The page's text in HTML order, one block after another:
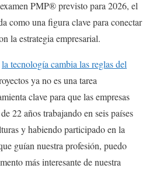
PMP® previsto para 2026, el
como una figura clave para conectar
la estrategia empresarial.
la tecnología cambia las reglas del
ya no es una tarea
clave para que las empresas
22 años trabajando en seis países
y habiendo participado en la
guían nuestra profesión, puedo
más interesante de nuestra